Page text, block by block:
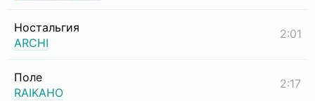
Ностальгия
ARCHI
2:01
Поле
RAIKAHO
2:17